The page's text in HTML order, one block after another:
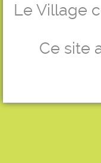
Le Village
Ce site